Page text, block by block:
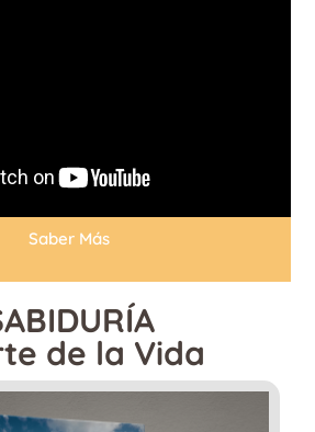
Saber Más
de la Vida